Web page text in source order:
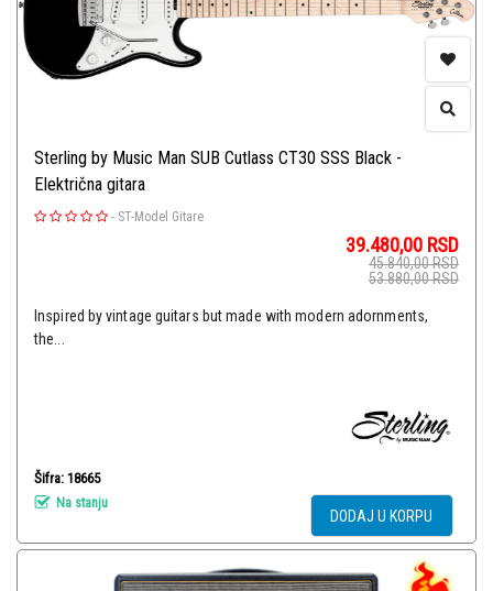
Sterling by Music Man SUB Cutlass CT30 SSS Black -
Električna gitara
- ST-Model Gitare
39.480,00 RSD
45.840,00RSD
53.880,00RSD
Inspired by vintage guitars but made with modern adornments,
the...
Šifra: 18665
Na stanju
DODAJ U KORPU